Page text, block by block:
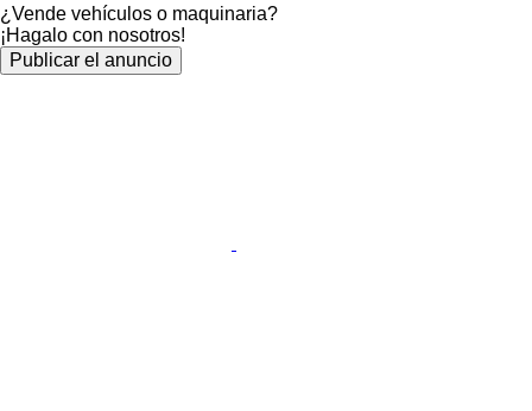
¿Vende vehículos o maquinaria?
¡Hagalo con nosotros!
Publicar el anuncio